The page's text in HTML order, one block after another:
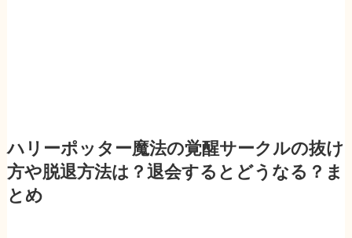
ハリーポッター魔法の覚醒サークルの抜け
方や脱退方法は？退会するとどうなる？ま
とめ